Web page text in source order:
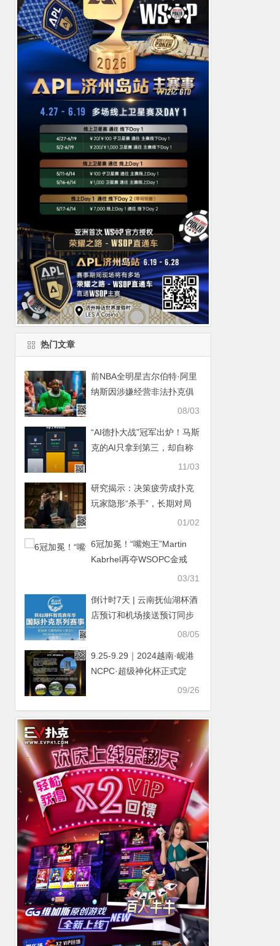
热门文章
前NBA全明星吉尔伯特·阿里
纳斯因涉嫌经营非法扑克俱
08/03
“AI德扑大战”冠军出炉！马斯
克的AI只拿到第三，却自称
11/03
研究揭示：决策疲劳成扑克
玩家隐形“杀手”，长期对局
01/02
6冠加冕！“嘴炮王”Martin
Kabrhel再夺WSOPC金戒
指，生涯奖金突破1900万美
03/31
倒计时7天 | 云南抚仙湖杯酒
店预订和机场接送预订同步
08/05
9.25-9.29｜2024越南·岘港
NCPC·超级神化杯正式定
档！美丽岘港期待你的到09/26